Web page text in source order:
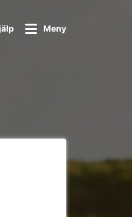
Meny